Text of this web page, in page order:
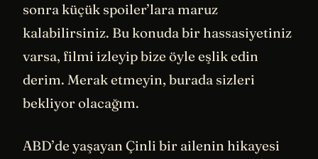
sonra küçük spoiler’lara maruz
kalabilirsiniz. Bu konuda bir hassasiyetiniz
varsa, filmi izleyip bize öyle eşlik edin
derim. Merak etmeyin, burada sizleri
bekliyor olacağım.
ABD’de yaşayan Çinli bir ailenin hikayesi